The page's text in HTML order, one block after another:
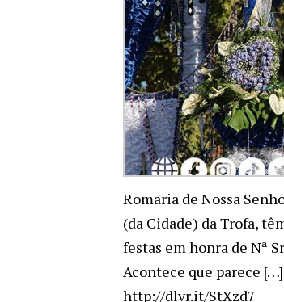
Romaria de Nossa
(da Cidade) da Trofa,
festas em honra de Nª
Acontece que parece
http://dlvr.it/StXzd7